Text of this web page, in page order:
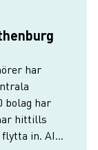
har
bolag har
hittills
in. AI